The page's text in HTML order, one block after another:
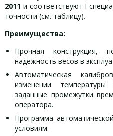
2011 и соответствуют I
точности (см. таблицу).
Преимущества:
Прочная конструкция,
надёжность весов в
Автоматическая
изменении
заданные промежутки
оператора.
Программа
условиям.